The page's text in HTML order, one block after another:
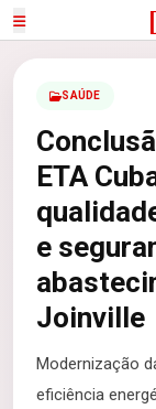
SAÚDE
ETA
e
Joinville
Modernização
eficiência